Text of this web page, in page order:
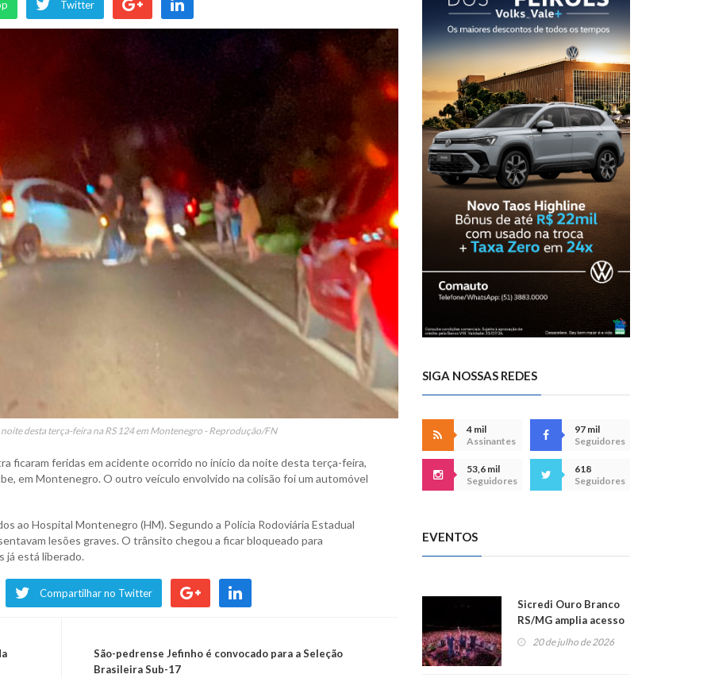
Twitter
desta terça-feira na RS 124 em Montenegro - Reprodução/FN
ficaram feridas em acidente ocorrido no início da noite desta terça-feira,
em Montenegro. O outro veículo envolvido na colisão foi um automóvel
ao Hospital Montenegro (HM). Segundo a Polícia Rodoviária Estadual
lesões graves. O trânsito chegou a ficar bloqueado para
já está liberado.
Compartilhar no Twitter
São-pedrense Jefinho é convocado para a Seleção
Brasileira Sub-17
SIGA NOSSAS REDES
4 mil
Assinantes
97 mil
Seguidores
53,6 mil
Seguidores
618
Seguidores
EVENTOS
Sicredi Ouro Branco
RS/MG amplia acesso
ao show dos 45 anos
20 de julho de 2026